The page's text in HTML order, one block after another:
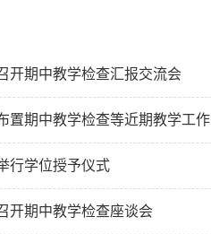
开期中教学检查汇报交流会
置期中教学检查等近期教学工作
行学位授予仪式
开期中教学检查座谈会